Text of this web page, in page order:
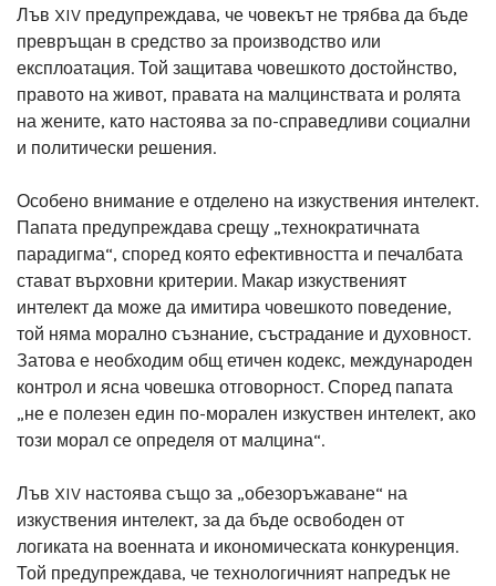
Лъв XIV предупреждава, че човекът не трябва да бъде
превръщан в средство за производство или
експлоатация. Той защитава човешкото достойнство,
правото на живот, правата на малцинствата и ролята
на жените, като настоява за по-справедливи социални
и политически решения.
Особено внимание е отделено на изкуствения интелект.
Папата предупреждава срещу „технократичната
парадигма“, според която ефективността и печалбата
стават върховни критерии. Макар изкуственият
интелект да може да имитира човешкото поведение,
той няма морално съзнание, състрадание и духовност.
Затова е необходим общ етичен кодекс, международен
контрол и ясна човешка отговорност. Според папата
„не е полезен един по-морален изкуствен интелект, ако
този морал се определя от малцина“.
Лъв XIV настоява също за „обезоръжаване“ на
изкуствения интелект, за да бъде освободен от
логиката на военната и икономическата конкуренция.
Той предупреждава, че технологичният напредък не